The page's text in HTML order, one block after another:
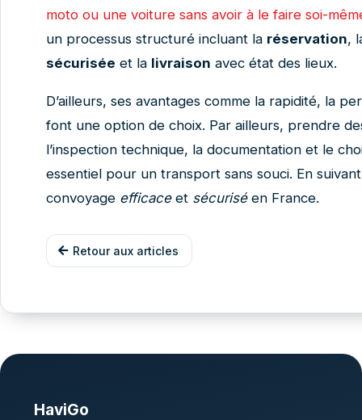
moto ou une voiture sans avoir à le faire soi-
un processus structuré incluant la réservation,
sécurisée et la livraison avec état des lieux.
D’ailleurs, ses avantages comme la rapidité, la
font une option de choix. Par ailleurs, prendre
l’inspection technique, la documentation et le
essentiel pour un transport sans souci. En
convoyage efficaceet sécuriséen France.
Retour aux articles
HaviGo